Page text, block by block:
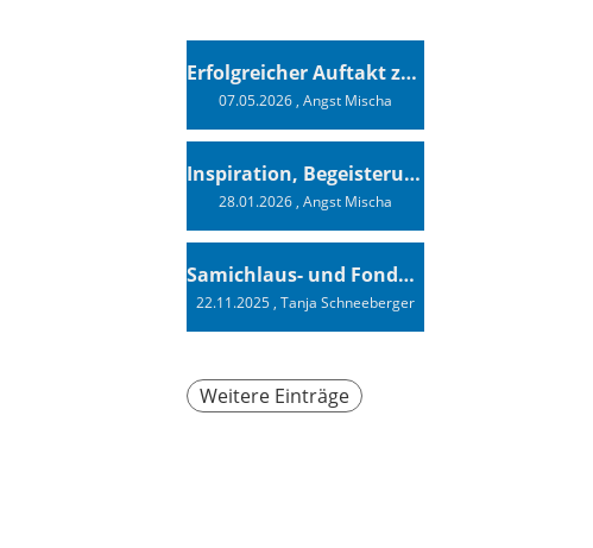
Erfolgreicher Auftakt zur Swiss Sailing Challenge League 2026
07.05.2026, Angst Mischa
Inspiration, Begeisterung - Ein Vortrag von Vendée-Globe-Finisher Oliver Heer
28.01.2026, Angst Mischa
Samichlaus- und Fonduabend
22.11.2025, Tanja Schneeberger
Weitere Einträge